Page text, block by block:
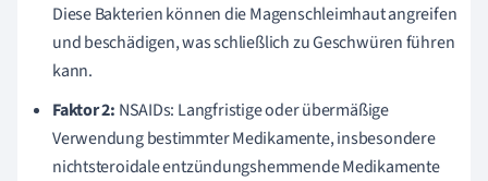
Diese Bakterien können die Magenschleimhaut angreifen
und beschädigen, was schließlich zu Geschwüren führen
kann.
Faktor 2: NSAIDs: Langfristige oder übermäßige
Verwendung bestimmter Medikamente, insbesondere
nichtsteroidale entzündungshemmende Medikamente